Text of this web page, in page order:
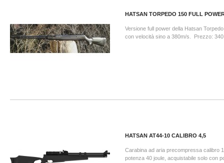
HATSAN TORPEDO 150 FULL
Versione full power della Hatsan
con velocità sino a 380m/s. Prezzo:
HATSAN AT44-10 CALIBRO 4,5
Carabina ad aria precompressa calibro
potenza 40 joule, acquistabile solo con